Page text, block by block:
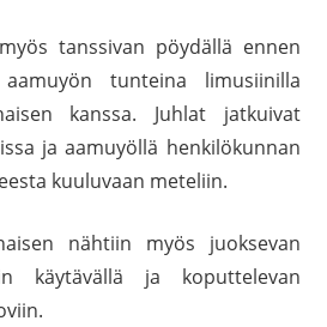
tanssivan pöydällä ennen
tunteina limusiinilla
kanssa. Juhlat jatkuivat
ja aamuyöllä henkilökunnan
kuuluvaan meteliin.
nähtiin myös juoksevan
käytävällä ja koputtelevan